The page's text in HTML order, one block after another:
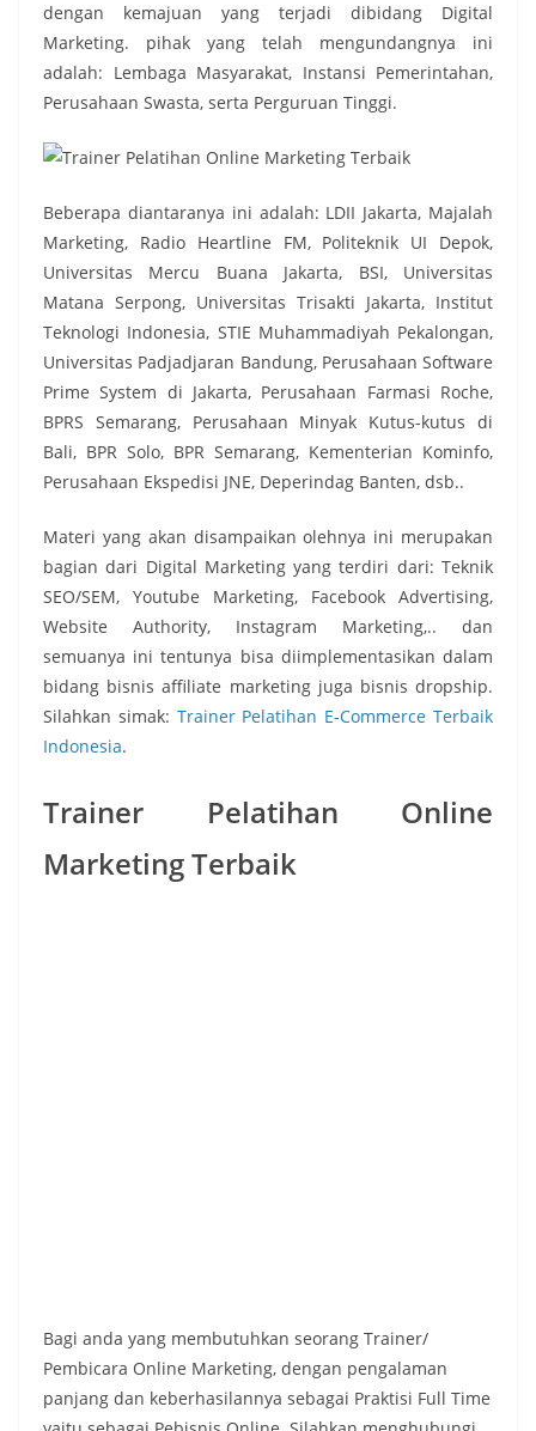
dengan kemajuan yang terjadi dibidang Digital
Marketing. pihak yang telah mengundangnya ini
adalah: Lembaga Masyarakat, Instansi Pemerintahan,
Perusahaan Swasta, serta Perguruan Tinggi.
Beberapa diantaranya ini adalah: LDII Jakarta, Majalah
Marketing, Radio Heartline FM, Politeknik UI Depok,
Universitas Mercu Buana Jakarta, BSI, Universitas
Matana Serpong, Universitas Trisakti Jakarta, Institut
Teknologi Indonesia, STIE Muhammadiyah Pekalongan,
Universitas Padjadjaran Bandung, Perusahaan Software
Prime System di Jakarta, Perusahaan Farmasi Roche,
BPRS Semarang, Perusahaan Minyak Kutus-kutus di
Bali, BPR Solo, BPR Semarang, Kementerian Kominfo,
Perusahaan Ekspedisi JNE, Deperindag Banten, dsb..
Materi yang akan disampaikan olehnya ini merupakan
bagian dari Digital Marketing yang terdiri dari: Teknik
SEO/SEM, Youtube Marketing, Facebook Advertising,
Website Authority, Instagram Marketing,.. dan
semuanya ini tentunya bisa diimplementasikan dalam
bidang bisnis affiliate marketing juga bisnis dropship.
Silahkan simak: Trainer Pelatihan E-Commerce Terbaik
Indonesia.
Trainer Pelatihan Online
Marketing Terbaik
Bagi anda yang membutuhkan seorang Trainer/
Pembicara Online Marketing, dengan pengalaman
panjang dan keberhasilannya sebagai Praktisi Full Time